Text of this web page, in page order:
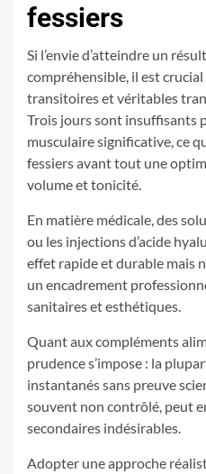
fessiers
Si l’envie d’atteindre un
compréhensible, il est
transitoires et véritables
Trois jours sont insuffisants
musculaire significative, ce
fessiers avant tout une
volume et tonicité.
En matière médicale, des
ou les injections d’acide
effet rapide et durable mais
un encadrement
sanitaires et esthétiques.
Quant aux compléments
prudence s’impose : la
instantanés sans preuve
souvent non contrôlé, peut
secondaires indésirables.
Adopter une approche